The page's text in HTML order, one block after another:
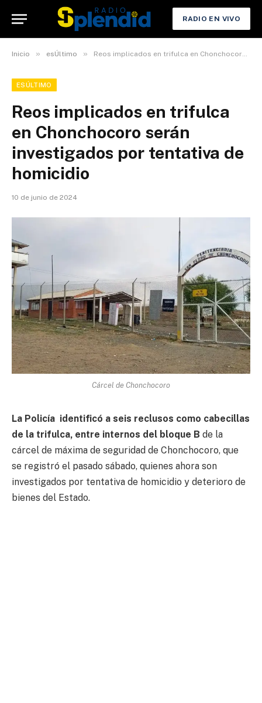
RADIO EN VIVO
Inicio » esÚltimo » Reos implicados en trifulca en Chonchocoro serán investigados por tentativa de homicidio
ESÚLTIMO
Reos implicados en trifulca
en Chonchocoro serán
investigados por tentativa de
homicidio
10 de junio de 2024
Cárcel de Chonchocoro
La Policía identificó a seis reclusos como cabecillas
de la trifulca, entre internos del bloque B de la
cárcel de máxima de seguridad de Chonchocoro, que
se registró el pasado sábado, quienes ahora son
investigados por tentativa de homicidio y deterioro de
bienes del Estado.